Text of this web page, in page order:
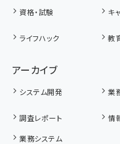
資格・試験 キ
ライフハック
教
アーカイブ
システム開発 業
調査レポート
情
業務システム